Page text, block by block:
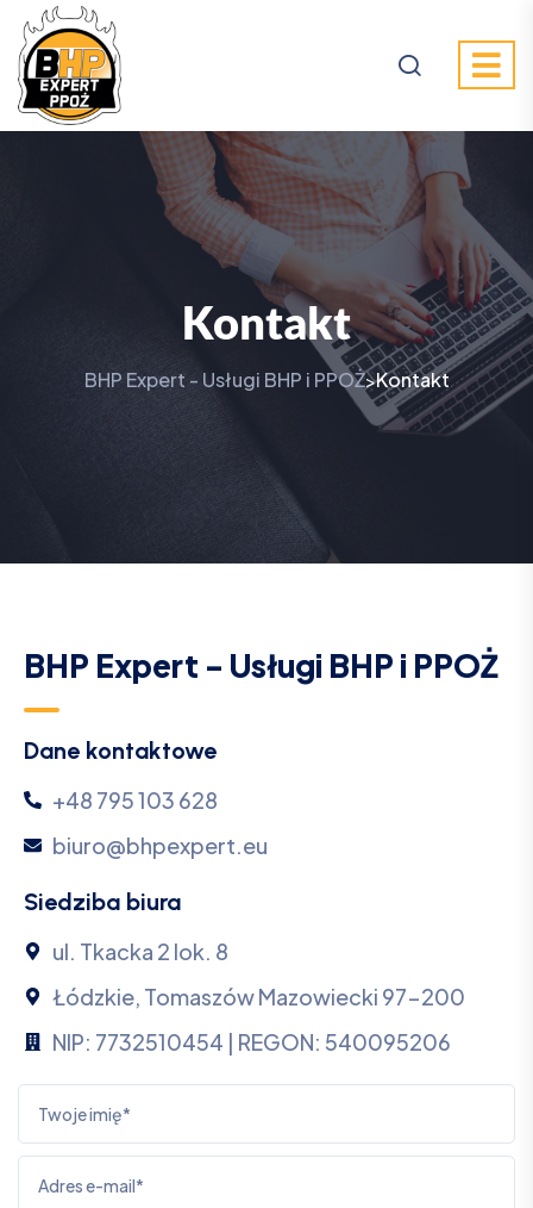
Kontakt
BHP Expert - Usługi BHP i PPOŻ>Kontakt
BHP Expert - Usługi BHP i PPOŻ
Dane kontaktowe
+48 795 103 628
biuro@bhpexpert.eu
Siedziba biura
ul. Tkacka 2 lok. 8
Łódzkie, Tomaszów Mazowiecki 97-200
NIP: 7732510454 | REGON: 540095206